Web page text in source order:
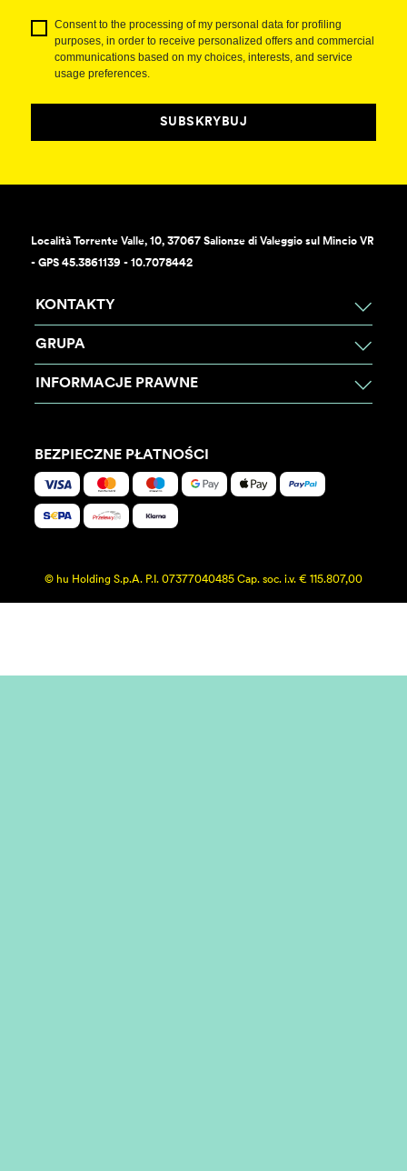
Consent to the processing of my personal data for profiling
purposes, in order to receive personalized offers and commercial
communications based on my choices, interests, and service
usage preferences.
SUBSKRYBUJ
Località Torrente Valle, 10, 37067 Salionze di Valeggio sul Mincio VR
- GPS 45.3861139 - 10.7078442
KONTAKTY
GRUPA
INFORMACJE PRAWNE
BEZPIECZNE PŁATNOŚCI
© hu Holding S.p.A. P.I. 07377040485 Cap. soc. i.v. € 115.807,00